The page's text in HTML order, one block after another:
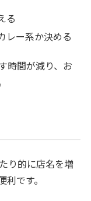
る
レー系か決める
時間が減り、お
り的に店名を増
です。